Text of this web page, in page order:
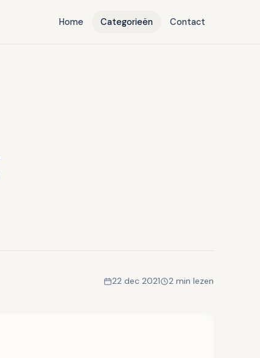
Home Categorieën Contact
22 dec 2021 2 min lezen